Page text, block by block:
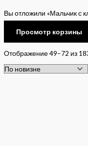
Вы отложили «Мальчик с
Просмотр корзины
Отображение 49–72 из